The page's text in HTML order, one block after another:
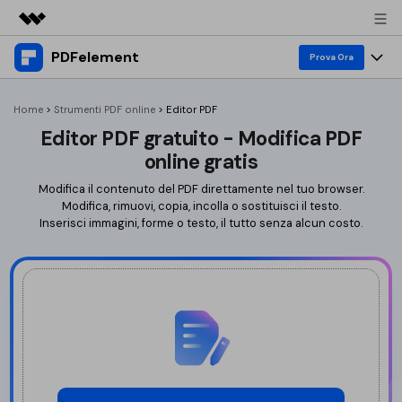
Prodotti in evidenza
Utilità
Business
Panoramica
Chi siamo
Sala stampa
Supporto
PDFelement Prova Ora
Prodotti
Desktop
PDFelement per Windows
PDFelement per Mac
Mobile App
PDFelement per Android
Cloud
Strumenti online
Organizza PDF
Riorganizza PDF
Ritaglia PDF
Converti PDF
Converti in PDF
Word a PDF
Comprimi PDF
AI per PDF
Home > Strumenti PDF online > Editor PDF
Editor PDF gratuito - Modifica PDF
online gratis
Modifica il contenuto del PDF direttamente nel tuo browser.
Modifica, rimuovi, copia, incolla o sostituisci il testo.
Inserisci immagini, forme o testo, il tutto senza alcun costo.